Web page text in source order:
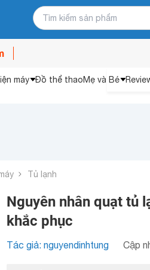
máy Đồ thể thaoMẹ và Bé
Tủ lạnh
Nguyên nhân quạt tủ
khắc phục
Tác giả: nguyendinhtung Cập